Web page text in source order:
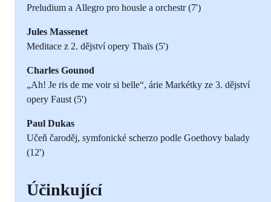
Preludium a Allegro pro housle a orchestr (7')
Jules Massenet
Meditace z 2. dějství opery Thaïs (5')
Charles Gounod
„Ah! Je ris de me voir si belle“, árie Markétky ze 3. dějství
opery Faust (5')
Paul Dukas
Učeň čaroděj, symfonické scherzo podle Goethovy balady
(12')
Účinkující